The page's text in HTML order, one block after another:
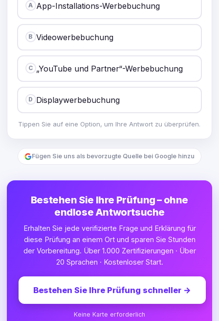
A App-Installations-Werbebuchung
B Videowerbebuchung
C „YouTube und Partner“-Werbebuchung
D Displaywerbebuchung
Tippen Sie auf eine Option, um Ihre Antwort zu überprüfen.
Fügen Sie uns als bevorzugte Quelle bei Google hinzu
Bestehen Sie Ihre Prüfung – ohne
endlose Antwortsuche
Erhalten Sie jede verifizierte Frage und Erklärung für
diese Prüfung an einem Ort und sparen Sie Stunden
der Vorbereitung. Über 1.000 Zertifizierungen · Über
20 Sprachen · Kostenloser Start.
Bestehen Sie Ihre Prüfung schneller →
Keine Karte erforderlich